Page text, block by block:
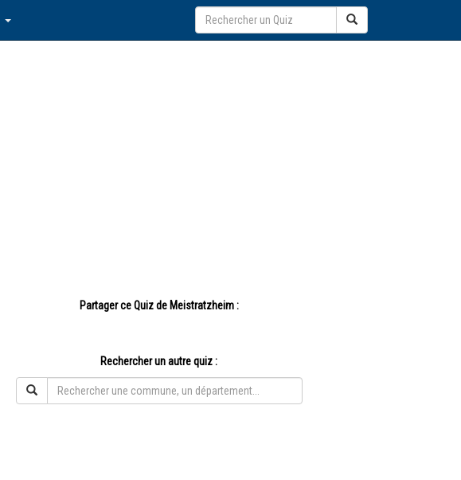
Partager ce Quiz de Meistratzheim :
Rechercher un autre quiz :